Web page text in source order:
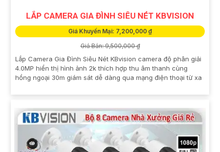
LẮP CAMERA GIA ĐÌNH SIÊU NÉT KBVISION
Giá Khuyến Mại: 7,200,000 ₫
Giá Bán: 9,500,000 ₫
Lắp Camera Gia Đình Siêu Nét KBvision camera độ phân giải
4.0MP hiển thị hình ảnh 2k thích hợp thu âm thanh cùng
hồng ngoại 30m giám sát dễ dàng qua mạng điện thoại từ xa